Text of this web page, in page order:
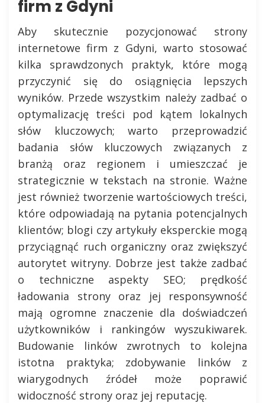
firm z Gdyni
Aby skutecznie pozycjonować strony
internetowe firm z Gdyni, warto stosować
kilka sprawdzonych praktyk, które mogą
przyczynić się do osiągnięcia lepszych
wyników. Przede wszystkim należy zadbać o
optymalizację treści pod kątem lokalnych
słów kluczowych; warto przeprowadzić
badania słów kluczowych związanych z
branżą oraz regionem i umieszczać je
strategicznie w tekstach na stronie. Ważne
jest również tworzenie wartościowych treści,
które odpowiadają na pytania potencjalnych
klientów; blogi czy artykuły eksperckie mogą
przyciągnąć ruch organiczny oraz zwiększyć
autorytet witryny. Dobrze jest także zadbać
o techniczne aspekty SEO; prędkość
ładowania strony oraz jej responsywność
mają ogromne znaczenie dla doświadczeń
użytkowników i rankingów wyszukiwarek.
Budowanie linków zwrotnych to kolejna
istotna praktyka; zdobywanie linków z
wiarygodnych źródeł może poprawić
widoczność strony oraz jej reputację.